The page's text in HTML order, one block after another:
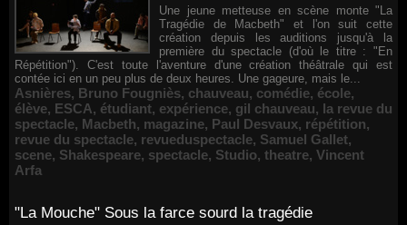
Une jeune metteuse en scène monte "La
Tragédie de Macbeth" et l'on suit cette
création depuis les auditions jusqu'à la
première du spectacle (d'où le titre : "En
Répétition"). C'est toute l'aventure d'une création théâtrale qui est
contée ici en un peu plus de deux heures. Une gageure, mais le...
Asnières, Bruno Fougniès, chauveau, comédie, école,
élève, ESCA, étudiant, expérience, gil chauveau, la revue du
spectacle, Macbeth, magazine, Paul Desvaux, répétition,
revue du spectacle, revueduspectacle, Samuel Gallet,
scene, Shakespeare, spectacle, Studio, theatre, Vincent
Arfa
"La Mouche" Sous la farce sourd la tragédie